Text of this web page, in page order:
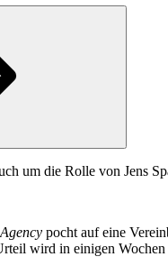
um die Rolle von Jens
pocht auf eine
wird in einigen Wochen